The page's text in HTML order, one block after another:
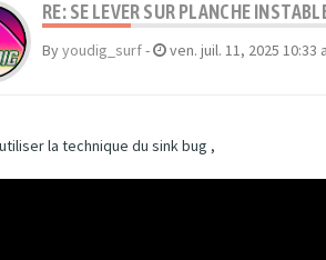
RE: SE LEVER SUR PLANCHE
Byyoudig_surf- ven. juil. 11, 2025 10:33
la technique du sink bug ,